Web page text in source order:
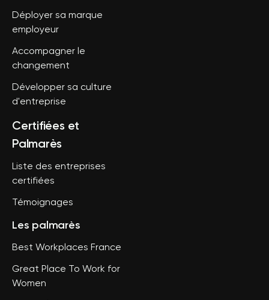
Déployer sa marque
employeur
Accompagner le
changement
Développer sa culture
d'entreprise
Certifiées et
Palmarès
Liste des entreprises
certifiées
Témoignages
Les palmarès
Best Workplaces France
Great Place To Work for
Women